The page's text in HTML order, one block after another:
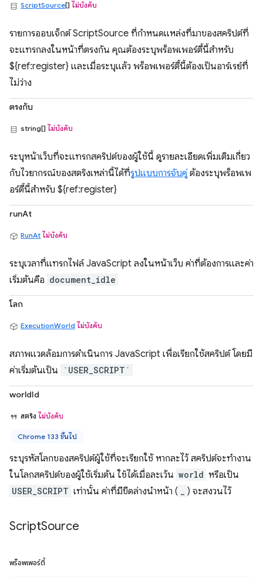
ScriptSource[] ไม่บังคับ
รายการออบเจ็กต์ ScriptSource ที่กำหนดแหล่งที่มาของสคริปต์ที่
จะแทรกลงในหน้าที่ตรงกัน คุณต้องระบุพร็อพเพอร์ตี้นี้สำหรับ
${ref:register} และเมื่อระบุแล้ว พร็อพเพอร์ตี้นี้ต้องเป็นอาร์เรย์ที่
ไม่ว่าง
ตรงกับ
string[] ไม่บังคับ
ระบุหน้าเว็บที่จะแทรกสคริปต์ของผู้ใช้นี้ ดูรายละเอียดเพิ่มเติมเกี่ยว
กับไวยากรณ์ของสตริงเหล่านี้ได้ที่รูปแบบการจับคู่ ต้องระบุพร็อพเพ
อร์ตี้นี้สำหรับ ${ref:register}
runAt
RunAt ไม่บังคับ
ระบุเวลาที่แทรกไฟล์ JavaScript ลงในหน้าเว็บ ค่าที่ต้องการและค่า
เริ่มต้นคือ document_idle
โลก
ExecutionWorld ไม่บังคับ
สภาพแวดล้อมการดำเนินการ JavaScript เพื่อเรียกใช้สคริปต์ โดยมี
ค่าเริ่มต้นเป็น
`USER_SCRIPT`
worldId
สตริง ไม่บังคับ
Chrome 133 ขึ้นไป
ระบุรหัสโลกของสคริปต์ผู้ใช้ที่จะเรียกใช้ หากละไว้ สคริปต์จะทำงาน
ในโลกสคริปต์ของผู้ใช้เริ่มต้น ใช้ได้เมื่อละเว้น world หรือเป็น
USER_SCRIPT เท่านั้น ค่าที่มีขีดล่างนำหน้า ( ) จะสงวนไว้
ScriptSource
พร็อพเพอร์ตี้